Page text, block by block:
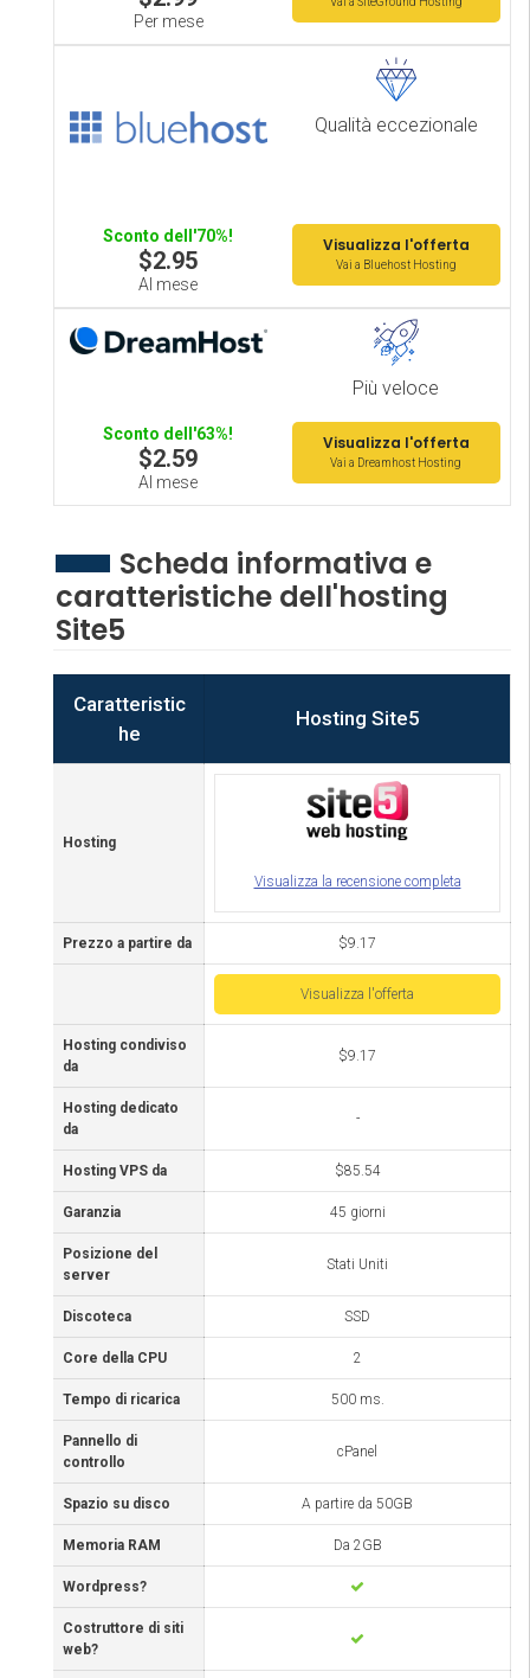
Per mese
Qualità eccezionale
Sconto dell'70%!
$2.95
Al mese
Visualizza l'offerta
Vai a Bluehost Hosting
Più veloce
Sconto dell'63%!
$2.59
Al mese
Visualizza l'offerta
Vai a Dreamhost Hosting
Scheda informativa e
caratteristiche dell'hosting
Site5
Caratteristic
he
Hosting Site5
Hosting
Visualizza la recensione completa
Prezzo a partire da $9.17
Visualizza l'offerta
Hosting condiviso
da
$9.17
Hosting dedicato
da
-
Hosting VPS da $85.54
Garanzia 45 giorni
Posizione del
server
Stati Uniti
Discoteca SSD
Core della CPU 2
Tempo di ricarica 500 ms.
Pannello di
controllo
cPanel
Spazio su disco A partire da 50GB
Memoria RAM Da 2GB
Wordpress?
Costruttore di siti
web?